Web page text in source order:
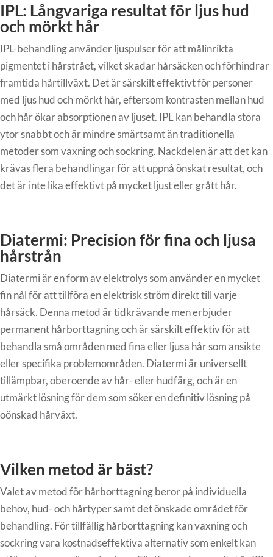
IPL: Långvariga resultat för ljus hud
och mörkt hår
IPL-behandling använder ljuspulser för att målinrikta
pigmentet i hårstrået, vilket skadar hårsäcken och förhindrar
framtida hårtillväxt. Det är särskilt effektivt för personer
med ljus hud och mörkt hår, eftersom kontrasten mellan hud
och hår ökar absorptionen av ljuset. IPL kan behandla stora
ytor snabbt och är mindre smärtsamt än traditionella
metoder som vaxning och sockring. Nackdelen är att det kan
krävas flera behandlingar för att uppnå önskat resultat, och
det är inte lika effektivt på mycket ljust eller grått hår.
Diatermi: Precision för fina och ljusa
hårstrån
Diatermi är en form av elektrolys som använder en mycket
fin nål för att tillföra en elektrisk ström direkt till varje
hårsäck. Denna metod är tidkrävande men erbjuder
permanent hårborttagning och är särskilt effektiv för att
behandla små områden med fina eller ljusa hår som ansikte
eller specifika problemområden. Diatermi är universellt
tillämpbar, oberoende av hår- eller hudfärg, och är en
utmärkt lösning för dem som söker en definitiv lösning på
oönskad hårväxt.
Vilken metod är bäst?
Valet av metod för hårborttagning beror på individuella
behov, hud- och hårtyper samt det önskade området för
behandling. För tillfällig hårborttagning kan vaxning och
sockring vara kostnadseffektiva alternativ som enkelt kan